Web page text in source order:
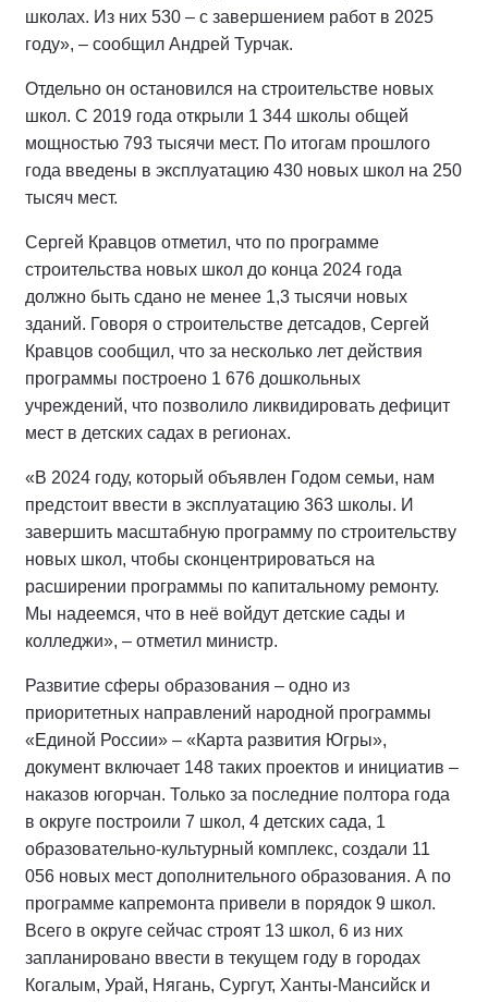
школах. Из них 530 – с завершением работ в 2025
году», – сообщил Андрей Турчак.
Отдельно он остановился на строительстве новых
школ. С 2019 года открыли 1 344 школы общей
мощностью 793 тысячи мест. По итогам прошлого
года введены в эксплуатацию 430 новых школ на 250
тысяч мест.
Сергей Кравцов отметил, что по программе
строительства новых школ до конца 2024 года
должно быть сдано не менее 1,3 тысячи новых
зданий. Говоря о строительстве детсадов, Сергей
Кравцов сообщил, что за несколько лет действия
программы построено 1 676 дошкольных
учреждений, что позволило ликвидировать дефицит
мест в детских садах в регионах.
«В 2024 году, который объявлен Годом семьи, нам
предстоит ввести в эксплуатацию 363 школы. И
завершить масштабную программу по строительству
новых школ, чтобы сконцентрироваться на
расширении программы по капитальному ремонту.
Мы надеемся, что в неё войдут детские сады и
колледжи», – отметил министр.
Развитие сферы образования – одно из
приоритетных направлений народной программы
«Единой России» – «Карта развития Югры»,
документ включает 148 таких проектов и инициатив –
наказов югорчан. Только за последние полтора года
в округе построили 7 школ, 4 детских сада, 1
образовательно-культурный комплекс, создали 11
056 новых мест дополнительного образования. А по
программе капремонта привели в порядок 9 школ.
Всего в округе сейчас строят 13 школ, 6 из них
запланировано ввести в текущем году в городах
Когалым, Урай, Нягань, Сургут, Ханты-Мансийск и